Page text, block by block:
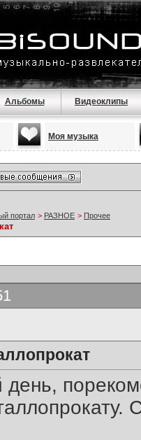
Альбомы Видеоклипы
Моя музыка
портал > РАЗНОЕ > Прочее